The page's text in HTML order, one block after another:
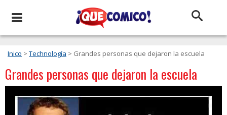
Inico > Technología > Grandes personas que dejaron la escuela
Grandes personas que dejaron la escuela